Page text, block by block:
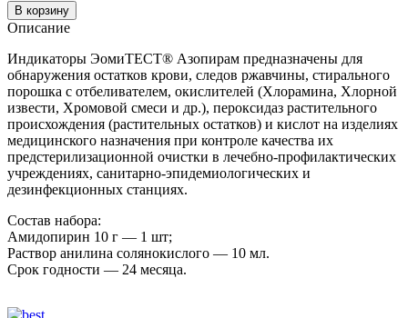
В корзину
Описание
Индикаторы ЭомиТЕСТ® Азопирам предназначены для
обнаружения остатков крови, следов ржавчины, стирального
порошка с отбеливателем, окислителей (Хлорамина, Хлорной
извести, Хромовой смеси и др.), пероксидаз растительного
происхождения (растительных остатков) и кислот на изделиях
медицинского назначения при контроле качества их
предстерилизационной очистки в лечебно-профилактических
учреждениях, санитарно-эпидемиологических и
дезинфекционных станциях.
Состав набора:
Амидопирин 10 г — 1 шт;
Раствор анилина солянокислого — 10 мл.
Срок годности — 24 месяца.